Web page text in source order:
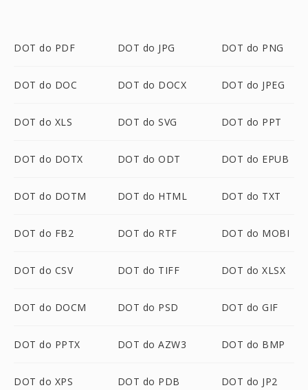
DOT do PDF DOT do JPG DOT do PNG
DOT do DOC DOT do DOCX DOT do JPEG
DOT do XLS DOT do SVG DOT do PPT
DOT do DOTX DOT do ODT DOT do EPUB
DOT do DOTM DOT do HTML DOT do TXT
DOT do FB2 DOT do RTF DOT do MOBI
DOT do CSV DOT do TIFF DOT do XLSX
DOT do DOCM DOT do PSD DOT do GIF
DOT do PPTX DOT do AZW3 DOT do BMP
DOT do XPS DOT do PDB DOT do JP2